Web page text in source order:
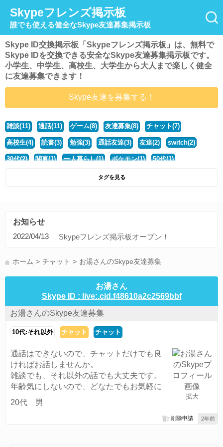
Skypeフレンズ掲示板
誰でも使える健全なSkype友達募集掲示板
Skype ID交換掲示板「Skypeフレンズ掲示板」は、無料で
Skype IDを交換できる安全なSkype友達募集掲示板です。
小学生、中学生、高校生、大学生から大人まで楽しく健全
に友達募集できます！
Skype友達を募集する！
雑談(11) 通話(11) ゲーム(8) 友達募集(8) チャット(7)
高校生(4) 読書(3) 勉強(3) 通話友達(3) 友達(2) switch(2)
30代(2) 関東(1) 一人暮らし(1) ポケモン(1) 50代(1)
中学生(1) ポケモンsv(1)
ディズニードリームライトバレー(1)
ブルプロ(1) 募集(1) アニメ(1) プロ野球(1) ボカロ(1)
中日ドラゴンズ(1) 通話可能な方(1) 東京(1) 愛知県(1)
タグを見る
お知らせ
2022/04/13 Skypeフレンズ掲示板オープン！
ホーム チャット お湯さんのSkype友達募集
お湯さん
Skype ID : live:.cid.f48610a2c2569bbf
お湯さんのSkype友達募集
10代:それ以外 チャット チャット
拡大
通話はできないので、チャットだけでも良
ければお話しませんか。
雑談でも、それ以外の話でも大丈夫です。
年齢気にしないので、どなたでもお気軽に
20代 男
2年前
削除申請